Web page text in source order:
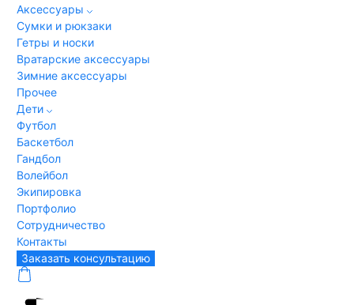
Аксессуары
Сумки и рюкзаки
Гетры и носки
Вратарские аксессуары
Зимние аксессуары
Прочее
Дети
Футбол
Баскетбол
Гандбол
Волейбол
Экипировка
Портфолио
Сотрудничество
Контакты
Заказать консультацию